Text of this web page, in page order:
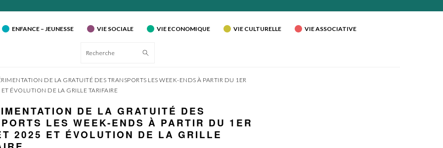
ENFANCE – JEUNESSE VIE SOCIALE VIE ECONOMIQUE VIE CULTURELLE VIE ASSOCIATIVE
Recherche
DE LA GRATUITÉ DES TRANSPORTS LES WEEK-ENDS À PARTIR DU 1ER
ÉVOLUTION DE LA GRILLE TARIFAIRE
DE LA GRATUITÉ DES
LES WEEK-ENDS À PARTIR DU 1ER
2025 ET ÉVOLUTION DE LA GRILLE